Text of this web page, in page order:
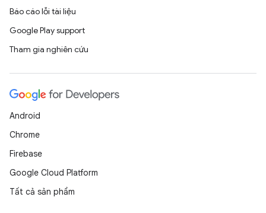
Báo cáo lỗi tài liệu
Google Play support
Tham gia nghiên cứu
Android
Chrome
Firebase
Google Cloud Platform
Tất cả sản phẩm